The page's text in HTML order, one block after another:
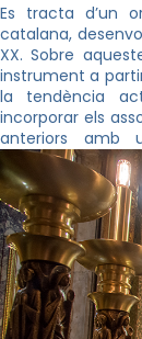
Es tracta d’un
catalana,
XX. Sobre
instrument a
la tendència
incorporar els
anteriors amb